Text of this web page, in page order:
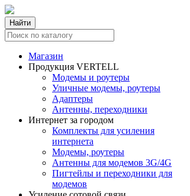
Найти
Магазин
Продукция VERTELL
Модемы и роутеры
Уличные модемы, роутеры
Адаптеры
Антенны, переходники
Интернет за городом
Комплекты для усиления
интернета
Модемы, роутеры
Антенны для модемов 3G/4G
Пигтейлы и переходники для
модемов